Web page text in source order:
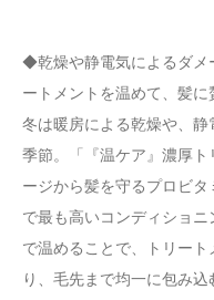
◆乾燥や静電気によるダメ
ートメントを温めて、髪に
冬は暖房による乾燥や、
季節。「『温ケア』濃厚
ージから髪を守るプロビ
で最も高いコンディショ
で温めることで、トリー
り、毛先まで均一に包み込